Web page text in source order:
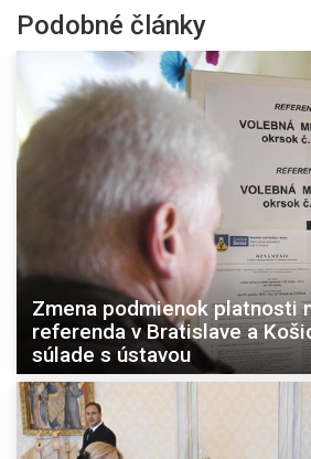
Podobné články
Zmena podmienok platnosti
referenda v Bratislave a
súlade s ústavou